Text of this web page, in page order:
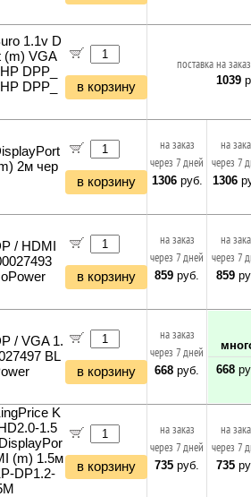
1.1v D
(m) VGA
DPP_
DPP_
в корзину
поставка на
1039
2м чер
в корзину
на заказ
через 7 дней
1306руб.
на
через 7
1306
/ HDMI
в корзину
на заказ
через 7 дней
859 руб.
на
через 7
859
/ VGA 1.
BL
в корзину
на заказ
через 7 дней
668 руб.
668
K
1.5
(m) 1.5м
DP1.2-
в корзину
на заказ
через 7 дней
735 руб.
на
через 7
735